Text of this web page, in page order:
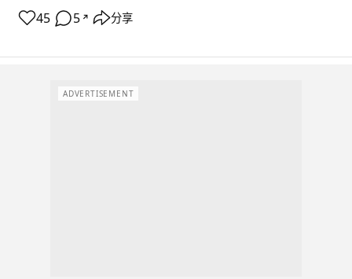
45 5 ↗ 分享
ADVERTISEMENT